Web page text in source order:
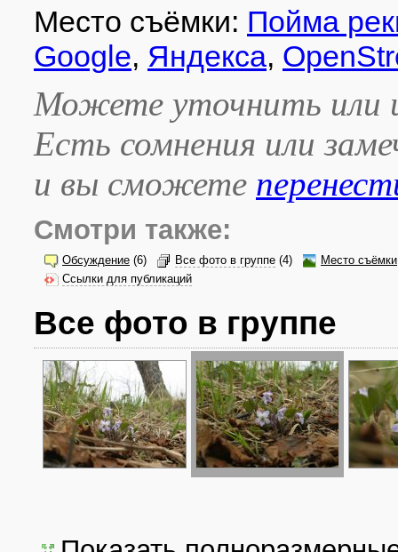
Место съёмки: Пойма
Google, Яндекса,
Можете уточнить или
Есть сомнения или
и вы сможете
Смотри также:
Обсуждение (6) Все фото в группе (4)
Место съёмки
Ссылки для публикаций
Все фото в группе